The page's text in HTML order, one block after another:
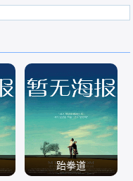
跆拳道